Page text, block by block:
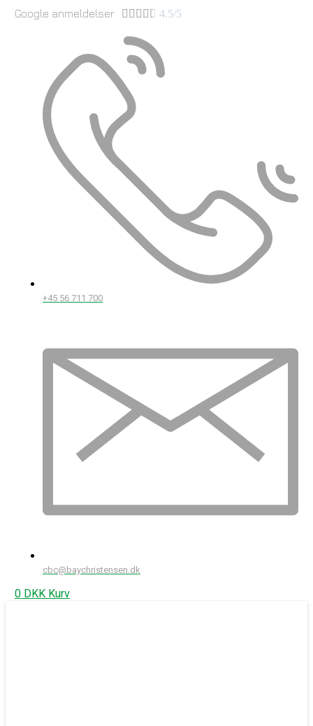
Google anmeldelser      4.5/5
+45 56 711 700
cbc@baychristensen.dk
0 DKK Kurv